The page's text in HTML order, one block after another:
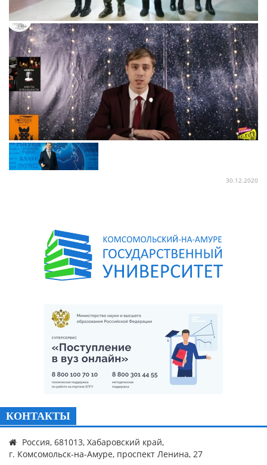
30.12.2020
КОНТАКТЫ
Россия, 681013, Хабаровский край,
г. Комсомольск-на-Амуре, проспект Ленина, 27